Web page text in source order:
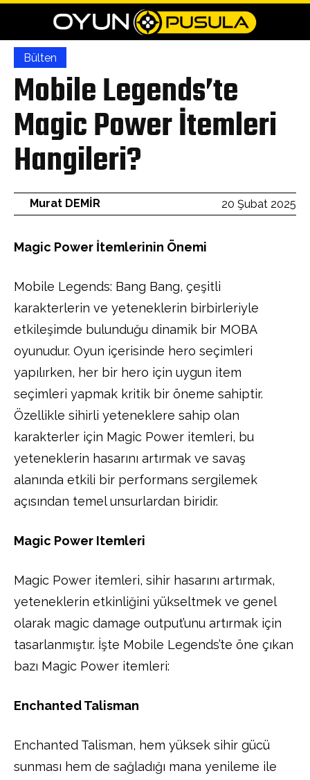
Bülten
Mobile Legends’te
Magic Power İtemleri
Hangileri?
20 Şubat 2025
Murat DEMİR
Magic Power İtemlerinin Önemi
Mobile Legends: Bang Bang, çeşitli
karakterlerin ve yeteneklerin birbirleriyle
etkileşimde bulunduğu dinamik bir MOBA
oyunudur. Oyun içerisinde hero seçimleri
yapılırken, her bir hero için uygun item
seçimleri yapmak kritik bir öneme sahiptir.
Özellikle sihirli yeteneklere sahip olan
karakterler için Magic Power itemleri, bu
yeteneklerin hasarını artırmak ve savaş
alanında etkili bir performans sergilemek
açısından temel unsurlardan biridir.
Magic Power Itemleri
Magic Power itemleri, sihir hasarını artırmak,
yeteneklerin etkinliğini yükseltmek ve genel
olarak magic damage output’unu artırmak için
tasarlanmıştır. İşte Mobile Legends’te öne çıkan
bazı Magic Power itemleri:
Enchanted Talisman
Enchanted Talisman, hem yüksek sihir gücü
sunması hem de sağladığı mana yenileme ile